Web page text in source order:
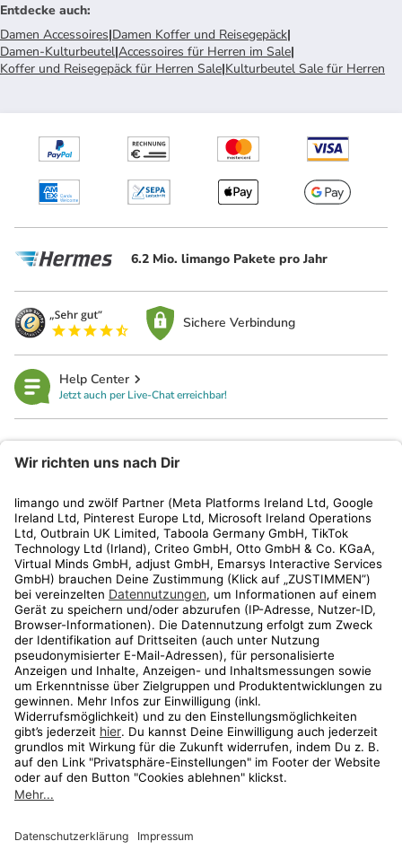
Entdecke auch:
Damen Accessoires|Damen Koffer und Reisegepäck|
Damen-Kulturbeutel|Accessoires für Herren im Sale|
Koffer und Reisegepäck für Herren Sale|Kulturbeutel Sale für Herren
6.2 Mio. limango Pakete pro Jahr
Sichere Verbindung
Help Center
Jetzt auch per Live-Chat erreichbar!
Kundenservice
Shop
Aktionen
Travel